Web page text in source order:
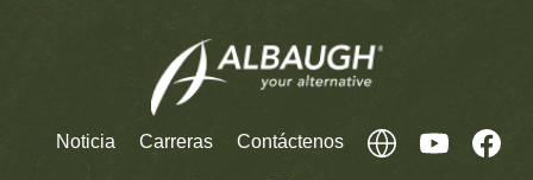
Noticia Carreras Contáctenos